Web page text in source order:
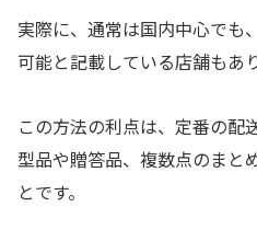
実際に、通常は国内中心でも
可能と記載している店舗もあ
この方法の利点は、定番の配
型品や贈答品、複数点のまと
とです。